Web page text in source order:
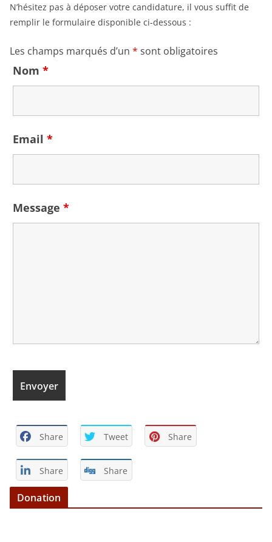
N’hésitez pas à déposer votre candidature, il vous suffit de
remplir le formulaire disponible ci-dessous :
Les champs marqués d’un * sont obligatoires
Nom *
Email *
Message *
Share Tweet Share
Share Share
Donation